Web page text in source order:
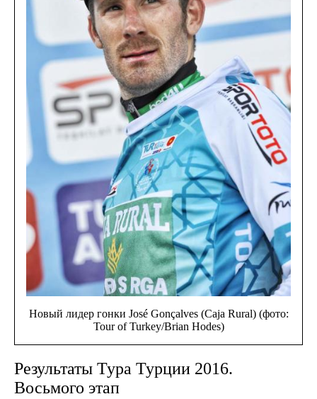
Новый лидер гонки José Gonçalves (Caja Rural) (фото:
Tour of Turkey/Brian Hodes)
Результаты Тура Турции 2016.
Восьмого этап